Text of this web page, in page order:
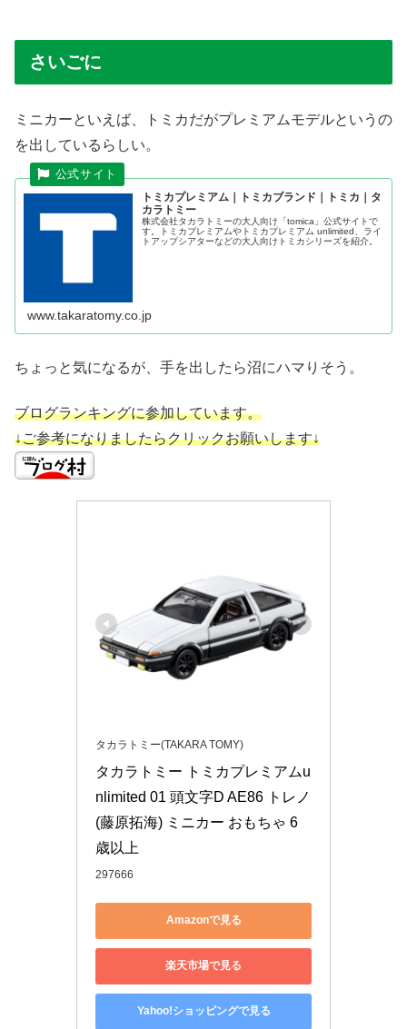
さいごに
ミニカーといえば、トミカだがプレミアムモデルというの
を出しているらしい。
トミカプレミアム｜トミカブランド｜トミカ｜タ
カラトミー
株式会社タカラトミーの大人向け「tomica」公式サイトで
す。トミカプレミアムやトミカプレミアム unlimited、ライ
トアップシアターなどの大人向けトミカシリーズを紹介。
www.takaratomy.co.jp
ちょっと気になるが、手を出したら沼にハマりそう。
ブログランキングに参加しています。
↓ご参考になりましたらクリックお願いします↓
タカラトミー(TAKARA TOMY)
タカラトミー トミカプレミアムu
nlimited 01 頭文字D AE86 トレノ
(藤原拓海) ミニカー おもちゃ 6
歳以上
297666
Amazonで見る
楽天市場で見る
Yahoo!ショッピングで見る